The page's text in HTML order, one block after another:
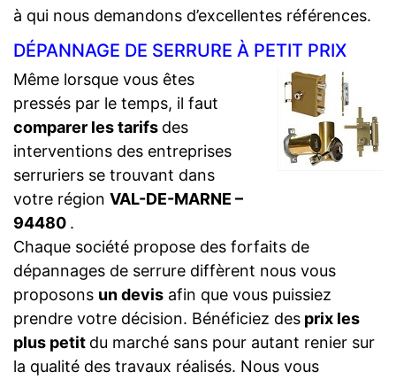
à qui nous demandons d’excellentes références.
DÉPANNAGE DE SERRURE À PETIT PRIX
Même lorsque vous êtes
pressés par le temps, il faut
comparer les tarifs des
interventions des entreprises
serruriers se trouvant dans
votre région VAL-DE-MARNE –
94480 .
Chaque société propose des forfaits de
dépannages de serrure diffèrent nous vous
proposons un devis afin que vous puissiez
prendre votre décision. Bénéficiez des prix les
plus petit du marché sans pour autant renier sur
la qualité des travaux réalisés. Nous vous